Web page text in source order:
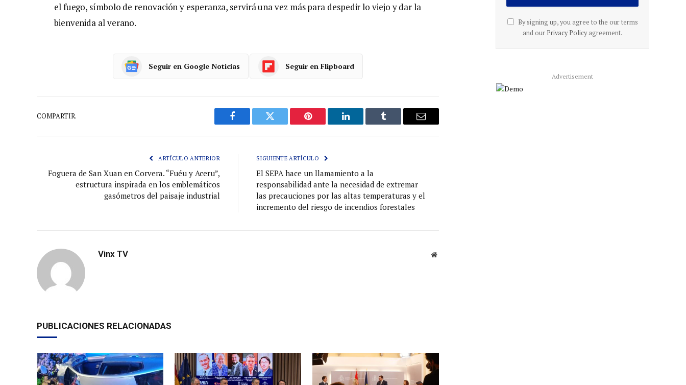
el fuego, símbolo de renovación y esperanza, servirá una vez más para despedir lo viejo y dar la
bienvenida al verano.
Seguir en Google Noticias Seguir en Flipboard
COMPARTIR.
Facebook Gorjeo Pinterest LinkedIn Tumblr
Correo
ARTÍCULO ANTERIOR
Foguera de San Xuan en Corvera. “Fuéu y Aceru”,
estructura inspirada en los emblemáticos
gasómetros del paisaje industrial
SIGUIENTE ARTÍCULO
El SEPA hace un llamamiento a la
responsabilidad ante la necesidad de extremar
las precauciones por las altas temperaturas y el
incremento del riesgo de incendios forestales
Vinx TV
Sitio
PUBLICACIONES RELACIONADAS
By signing up, you agree to the our terms
and our Privacy Policyagreement.
Advertisement